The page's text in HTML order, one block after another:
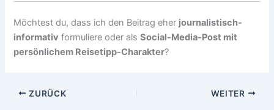
Möchtest du, dass ich den Beitrag eher journalistisch-
informativ formuliere oder alsSocial-Media-Post mit
persönlichem Reisetipp-Charakter?
ZURÜCK WEITER